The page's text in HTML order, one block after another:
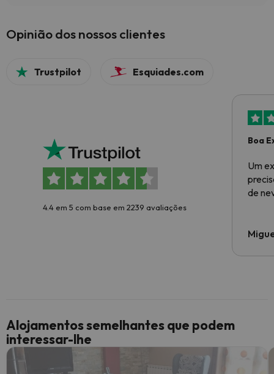
Opinião dos nossos clientes
Trustpilot Esquiades.com
4.4 em 5 com base em 2239 avaliações
Boa
Um
de
Alojamentos semelhantes que podem
interessar-lhe